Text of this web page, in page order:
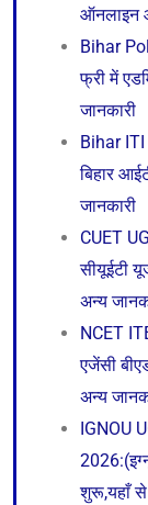
ऑनलाइन
Bihar
फ्री में
जानकारी
Bihar
बिहार
जानकारी
CUET
सीयूईटी
अन्य
NCET
एजेंसी
अन्य
IGNOU
शुरू,यहाँ